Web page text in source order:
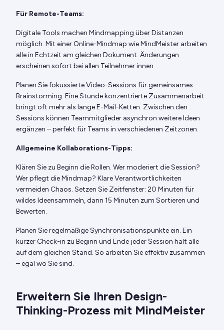
Für Remote-Teams:
Digitale Tools machen Mindmapping über Distanzen
möglich. Mit einer Online-Mindmap wie MindMeister arbeiten
alle in Echtzeit am gleichen Dokument. Änderungen
erscheinen sofort bei allen Teilnehmer:innen.
Planen Sie fokussierte Video-Sessions für gemeinsames
Brainstorming. Eine Stunde konzentrierte Zusammenarbeit
bringt oft mehr als lange E-Mail-Ketten. Zwischen den
Sessions können Teammitglieder asynchron weitere Ideen
ergänzen – perfekt für Teams in verschiedenen Zeitzonen.
Allgemeine Kollaborations-Tipps:
Klären Sie zu Beginn die Rollen. Wer moderiert die Session?
Wer pflegt die Mindmap? Klare Verantwortlichkeiten
vermeiden Chaos. Setzen Sie Zeitfenster: 20 Minuten für
wildes Ideensammeln, dann 15 Minuten zum Sortieren und
Bewerten.
Planen Sie regelmäßige Synchronisationspunkte ein. Ein
kurzer Check-in zu Beginn und Ende jeder Session hält alle
auf dem gleichen Stand. So arbeiten Sie effektiv zusammen
– egal wo Sie sind.
Erweitern Sie Ihren Design-
Thinking-Prozess mit MindMeister